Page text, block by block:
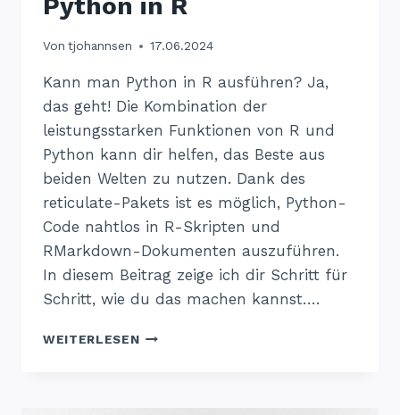
Von tjohannsen 17.06.2024
Kann man Python in R ausführen? Ja,
das geht! Die Kombination der
leistungsstarken Funktionen von R und
Python kann dir helfen, das Beste aus
beiden Welten zu nutzen. Dank des
reticulate-Pakets ist es möglich, Python-
Code nahtlos in R-Skripten und
RMarkdown-Dokumenten auszuführen.
In diesem Beitrag zeige ich dir Schritt für
Schritt, wie du das machen kannst….
WEITERLESENPYTHON